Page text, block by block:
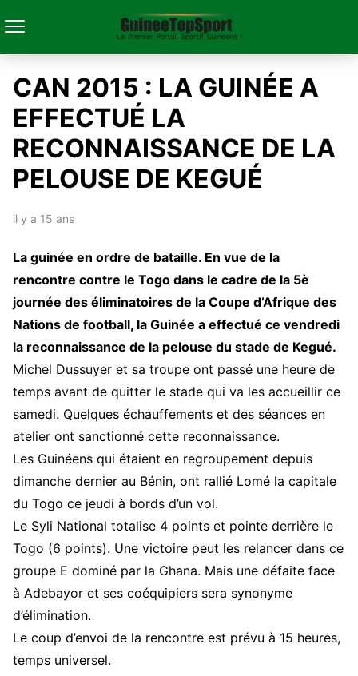
CAN 2015 : LA GUINÉE A
EFFECTUÉ LA
RECONNAISSANCE DE LA
PELOUSE DE KEGUÉ
il y a 15 ans
La guinée en ordre de bataille. En vue de la
rencontre contre le Togo dans le cadre de la 5è
journée des éliminatoires de la Coupe d’Afrique des
Nations de football, la Guinée a effectué ce vendredi
la reconnaissance de la pelouse du stade de Kegué.
Michel Dussuyer et sa troupe ont passé une heure de
temps avant de quitter le stade qui va les accueillir ce
samedi. Quelques échauffements et des séances en
atelier ont sanctionné cette reconnaissance.
Les Guinéens qui étaient en regroupement depuis
dimanche dernier au Bénin, ont rallié Lomé la capitale
du Togo ce jeudi à bords d’un vol.
Le Syli National totalise 4 points et pointe derrière le
Togo (6 points). Une victoire peut les relancer dans ce
groupe E dominé par la Ghana. Mais une défaite face
à Adebayor et ses coéquipiers sera synonyme
d’élimination.
Le coup d’envoi de la rencontre est prévu à 15 heures,
temps universel.